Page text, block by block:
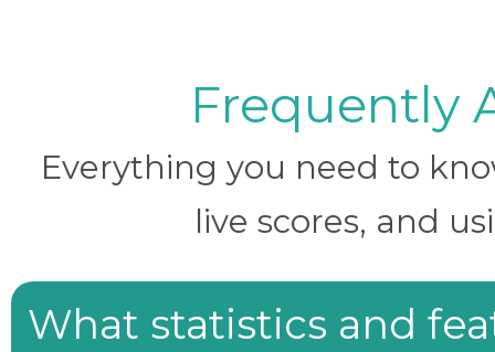
Frequently
Everything you need to
live scores, and
What statistics and